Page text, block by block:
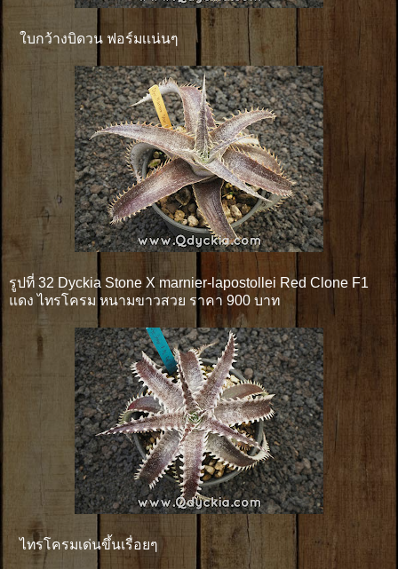
ใบกว้างบิดวน ฟอร์มเเน่นๆ
รูปที่ 32 Dyckia Stone X marnier-lapostollei Red Clone F1
แดง ไทรโครม หนามขาวสวย ราคา 900 บาท
ไทรโครมเด่นขึ้นเรื่อยๆ